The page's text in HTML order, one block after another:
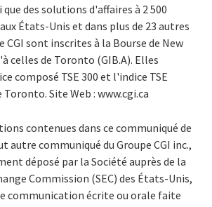
des solutions d'affaires à 2 500
États-Unis et dans plus de 23 autres
CGI sont inscrites à la Bourse de New
celles de Toronto (GIB.A). Elles
composé TSE 300 et l'indice TSE
Toronto. Site Web : www.cgi.ca
contenues dans ce communiqué de
autre communiqué du Groupe CGI inc.,
déposé par la Société auprès de la
Commission (SEC) des États-Unis,
communication écrite ou orale faite